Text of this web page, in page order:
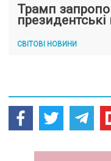
Трамп
СВІТОВІ НОВИНИ